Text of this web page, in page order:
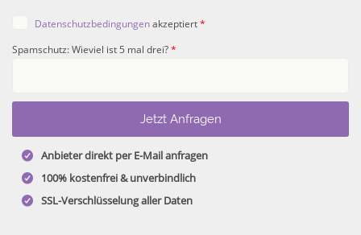
Datenschutzbedingungenakzeptiert*
Spamschutz: Wieviel ist 5 mal drei?*
Anbieter direkt per E-Mail anfragen
100% kostenfrei & unverbindlich
SSL-Verschlüsselung aller Daten